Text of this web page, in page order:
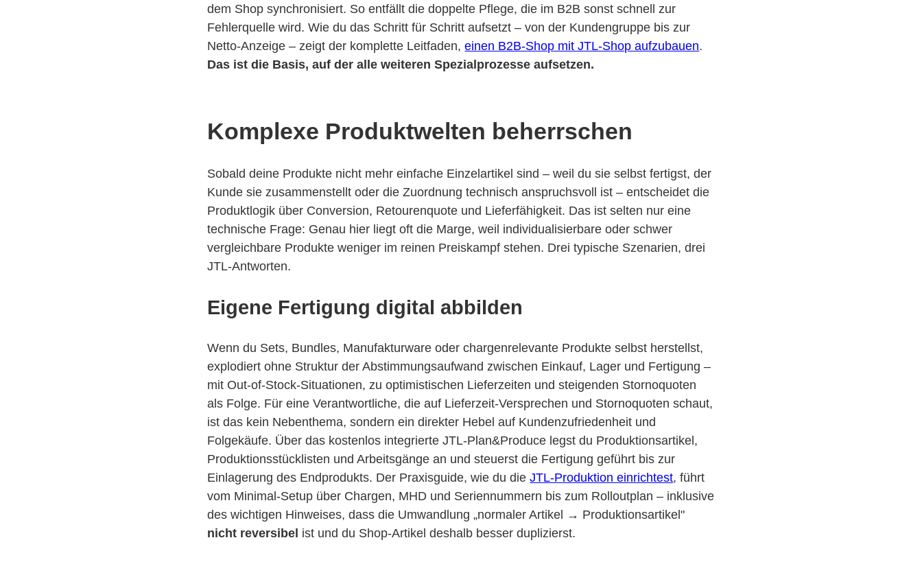
dem Shop synchronisiert. So entfällt die doppelte Pflege, die im B2B sonst schnell zur
Fehlerquelle wird. Wie du das Schritt für Schritt aufsetzt – von der Kundengruppe bis zur
Netto-Anzeige – zeigt der komplette Leitfaden,einen B2B-Shop mit JTL-Shop aufzubauen.
Das ist die Basis, auf der alle weiteren Spezialprozesse aufsetzen.
Komplexe Produktwelten beherrschen
Sobald deine Produkte nicht mehr einfache Einzelartikel sind – weil du sie selbst fertigst, der
Kunde sie zusammenstellt oder die Zuordnung technisch anspruchsvoll ist – entscheidet die
Produktlogik über Conversion, Retourenquote und Lieferfähigkeit. Das ist selten nur eine
technische Frage: Genau hier liegt oft die Marge, weil individualisierbare oder schwer
vergleichbare Produkte weniger im reinen Preiskampf stehen. Drei typische Szenarien, drei
JTL-Antworten.
Eigene Fertigung digital abbilden
Wenn du Sets, Bundles, Manufakturware oder chargenrelevante Produkte selbst herstellst,
explodiert ohne Struktur der Abstimmungsaufwand zwischen Einkauf, Lager und Fertigung –
mit Out-of-Stock-Situationen, zu optimistischen Lieferzeiten und steigenden Stornoquoten
als Folge. Für eine Verantwortliche, die auf Lieferzeit-Versprechen und Stornoquoten schaut,
ist das kein Nebenthema, sondern ein direkter Hebel auf Kundenzufriedenheit und
Folgekäufe. Über das kostenlos integrierte JTL-Plan&Produce legst du Produktionsartikel,
Produktionsstücklisten und Arbeitsgänge an und steuerst die Fertigung geführt bis zur
Einlagerung des Endprodukts. Der Praxisguide, wie du dieJTL-Produktion einrichtest, führt
vom Minimal-Setup über Chargen, MHD und Seriennummern bis zum Rolloutplan – inklusive
des wichtigen Hinweises, dass die Umwandlung „normaler Artikel → Produktionsartikel"
nicht reversibel ist und du Shop-Artikel deshalb besser duplizierst.